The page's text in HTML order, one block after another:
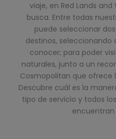
viaje, en Red Lands
busca. Entre todas
puede seleccionar
destinos, seleccionando
conocer; para poder
naturales, junto a un
Cosmopolitan que ofrece
Descubre cuál es la
tipo de servicio y todos
encuentran